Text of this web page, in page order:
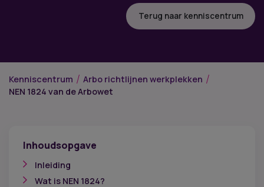
Terug naar kenniscentrum
Kenniscentrum
Arbo richtlijnen werkplekken
NEN 1824 van de Arbowet
Inhoudsopgave
Inleiding
Wat is NEN 1824?